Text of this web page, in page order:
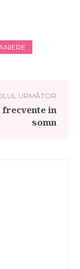
URMĂTOR
frecvente in
somn